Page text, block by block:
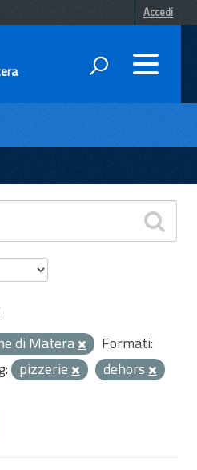
Accedi
di Matera
Formati:
pizzerie
dehors